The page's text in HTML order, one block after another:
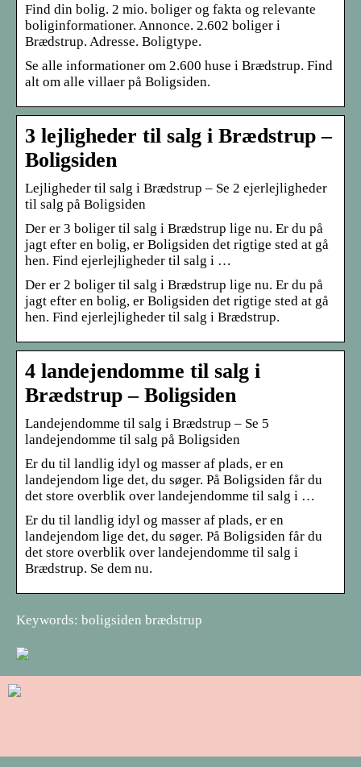
Find din bolig. 2 mio. boliger og fakta og relevante
boliginformationer. Annonce. 2.602 boliger i
Brædstrup. Adresse. Boligtype.
Se alle informationer om 2.600 huse i Brædstrup. Find
alt om alle villaer på Boligsiden.
3 lejligheder til salg i Brædstrup –
Boligsiden
Lejligheder til salg i Brædstrup – Se 2 ejerlejligheder
til salg på Boligsiden
Der er 3 boliger til salg i Brædstrup lige nu. Er du på
jagt efter en bolig, er Boligsiden det rigtige sted at gå
hen. Find ejerlejligheder til salg i …
Der er 2 boliger til salg i Brædstrup lige nu. Er du på
jagt efter en bolig, er Boligsiden det rigtige sted at gå
hen. Find ejerlejligheder til salg i Brædstrup.
4 landejendomme til salg i
Brædstrup – Boligsiden
Landejendomme til salg i Brædstrup – Se 5
landejendomme til salg på Boligsiden
Er du til landlig idyl og masser af plads, er en
landejendom lige det, du søger. På Boligsiden får du
det store overblik over landejendomme til salg i …
Er du til landlig idyl og masser af plads, er en
landejendom lige det, du søger. På Boligsiden får du
det store overblik over landejendomme til salg i
Brædstrup. Se dem nu.
Keywords: boligsiden brædstrup